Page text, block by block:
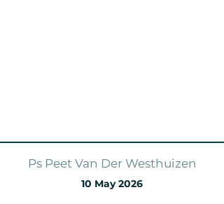
Ps Peet Van Der Westhuizen
10 May 2026